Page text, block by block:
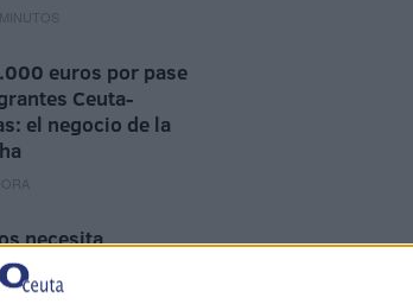
euros por pase
Ceuta-
el negocio de la
necesita